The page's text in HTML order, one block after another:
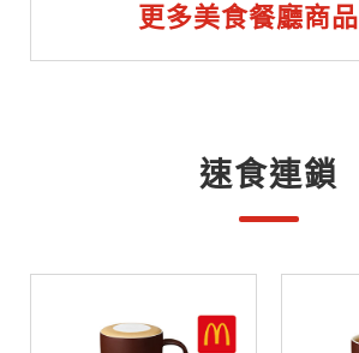
更多美食餐廳商品
速食連鎖